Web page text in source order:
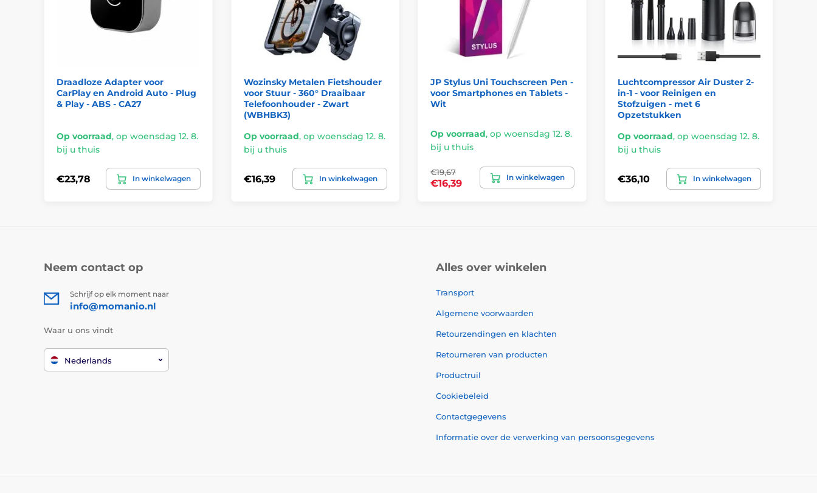
Draadloze Adapter voor
CarPlay en Android Auto - Plug
& Play - ABS - CA27
Op voorraad, op woensdag 12. 8.
bij u thuis
€23,78 In winkelwagen
Wozinsky Metalen Fietshouder
voor Stuur - 360° Draaibaar
Telefoonhouder - Zwart
(WBHBK3)
Op voorraad, op woensdag 12. 8.
bij u thuis
€16,39 In winkelwagen
JP Stylus Uni Touchscreen Pen -
voor Smartphones en Tablets -
Wit
Op voorraad, op woensdag 12. 8.
bij u thuis
€19,67
€16,39
In winkelwagen
Luchtcompressor Air Duster 2-
in-1 - voor Reinigen en
Stofzuigen - met 6
Opzetstukken
Op voorraad, op woensdag 12. 8.
bij u thuis
€36,10 In winkelwagen
Neem contact op
Schrijf op elk moment naar
info@momanio.nl
Waar u ons vindt
Nederlands
Alles over winkelen
Transport
Algemene voorwaarden
Retourzendingen en klachten
Retourneren van producten
Productruil
Cookiebeleid
Contactgegevens
Informatie over de verwerking van persoonsgegevens